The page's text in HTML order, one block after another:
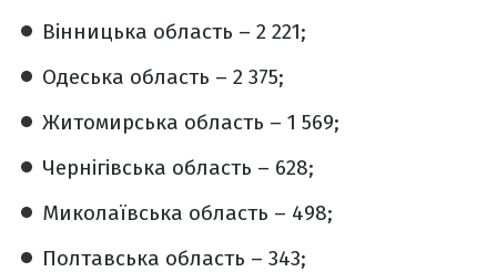
Вінницька область – 2 221;
Одеська область – 2 375;
Житомирська область – 1 569;
Чернігівська область – 628;
Миколаївська область – 498;
Полтавська область – 343;